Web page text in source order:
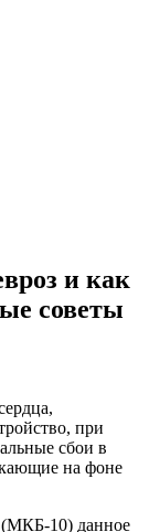
и как
советы
при
сбои в
на фоне
(МКБ-10) данное